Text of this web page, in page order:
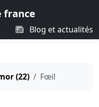
france
Blog et actualités
(22) Fœil